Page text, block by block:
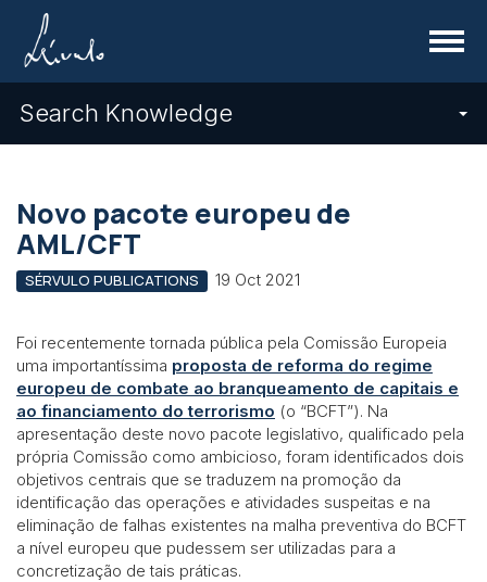
Menu
Search Knowledge
Novo pacote europeu de
AML/CFT
SÉRVULO PUBLICATIONS 19 Oct 2021
Foi recentemente tornada pública pela Comissão Europeia
uma importantíssima proposta de reforma do regime
europeu de combate ao branqueamento de capitais e
ao financiamento do terrorismo (o “BCFT”). Na
apresentação deste novo pacote legislativo, qualificado pela
própria Comissão como ambicioso, foram identificados dois
objetivos centrais que se traduzem na promoção da
identificação das operações e atividades suspeitas e na
eliminação de falhas existentes na malha preventiva do BCFT
a nível europeu que pudessem ser utilizadas para a
concretização de tais práticas.